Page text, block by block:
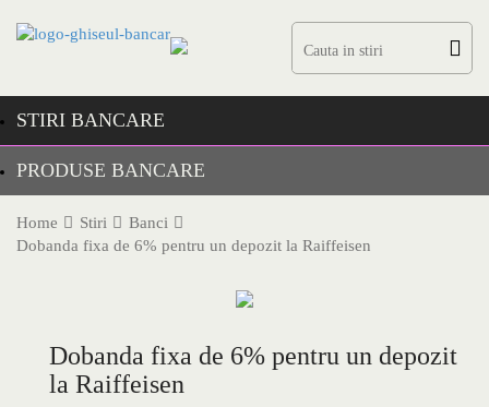
STIRI BANCARE
PRODUSE BANCARE
Home Stiri
Banci
Dobanda fixa de 6% pentru un depozit la Raiffeisen
Dobanda fixa de 6% pentru un depozit
la Raiffeisen